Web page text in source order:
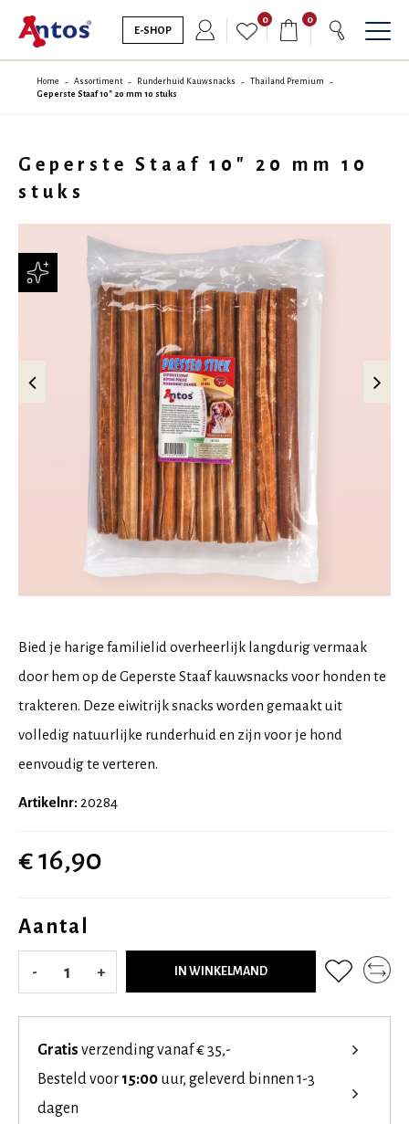
E-SHOP
0 0
Home Assortiment Runderhuid Kauwsnacks
Thailand Premium
Geperste Staaf 10" 20 mm 10 stuks
Geperste Staaf 10" 20 mm 10
stuks
Bied je harige familielid overheerlijk langdurig vermaak
door hem op de Geperste Staaf kauwsnacks voor honden te
trakteren. Deze eiwitrijk snacks worden gemaakt uit
volledig natuurlijke runderhuid en zijn voor je hond
eenvoudig te verteren.
Artikelnr: 20284
€ 16,90
Aantal
- + IN WINKELMAND
Gratis verzending vanaf € 35,-
Besteld voor 15:00 uur, geleverd binnen 1-3
dagen